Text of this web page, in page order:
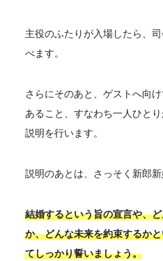
主役のふたりが入場したら、
べます。
さらにそのあと、ゲストへ向
あること、すなわち一人ひと
説明を行います。
説明のあとは、さっそく新郎
結婚するという旨の宣言や、
か、どんな未来を約束するか
てしっかり誓いましょう。